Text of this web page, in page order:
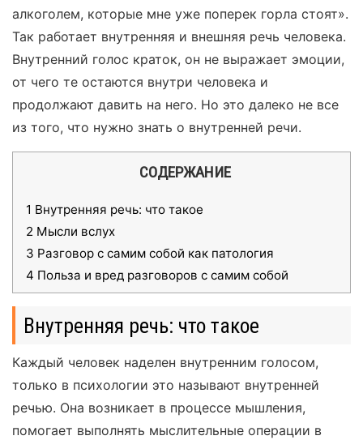
алкоголем, которые мне уже поперек горла стоят».
Так работает внутренняя и внешняя речь человека.
Внутренний голос краток, он не выражает эмоции,
от чего те остаются внутри человека и
продолжают давить на него. Но это далеко не все
из того, что нужно знать о внутренней речи.
СОДЕРЖАНИЕ
1 Внутренняя речь: что такое
2 Мысли вслух
3 Разговор с самим собой как патология
4 Польза и вред разговоров с самим собой
Внутренняя речь: что такое
Каждый человек наделен внутренним голосом,
только в психологии это называют внутренней
речью. Она возникает в процессе мышления,
помогает выполнять мыслительные операции в